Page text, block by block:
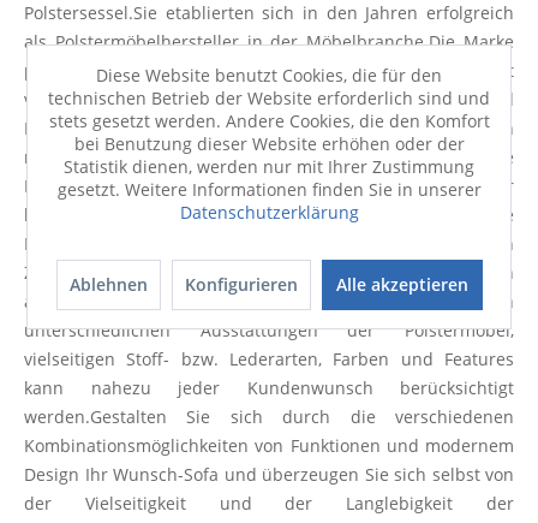
Polstersessel.Sie etablierten sich in den Jahren erfolgreich
als Polstermöbelhersteller in der Möbelbranche.Die Marke
ponsel steht für qualitativ hochwertige Garnituren mit
vielseitigen Funktionen und einem hohen Sitz- und
Liegekomfort.Für die Herstellung der Polstermöbel werden
nur hochwertigste Materialien und Rohstoffe verwendet, die
Fertigung erfolgt zu 100 % in Deutschland.Aufgrund ihrer
hochwertigen Produktqualität und Verarbeitung wurden die
Polstermöbel der Marke ponsel bereits mit einigen
Zertifizierungen, Prüfsiegel und Gütezeichen
ausgezeichnet.
Durch die große Auswahl an
unterschiedlichen Ausstattungen der Polstermöbel,
vielseitigen Stoff- bzw. Lederarten, Farben und Features
kann nahezu jeder Kundenwunsch berücksichtigt
werden.Gestalten Sie sich durch die verschiedenen
Kombinationsmöglichkeiten von Funktionen und modernem
Design Ihr Wunsch-Sofa und überzeugen Sie sich selbst von
der Vielseitigkeit und der Langlebigkeit der
Diese Website benutzt Cookies, die für den
technischen Betrieb der Website erforderlich sind und
stets gesetzt werden. Andere Cookies, die den Komfort
bei Benutzung dieser Website erhöhen oder der
Statistik dienen, werden nur mit Ihrer Zustimmung
gesetzt. Weitere Informationen finden Sie in unserer
Datenschutzerklärung
Ablehnen Konfigurieren Alle akzeptieren